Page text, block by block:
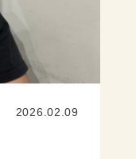
2026.02.09